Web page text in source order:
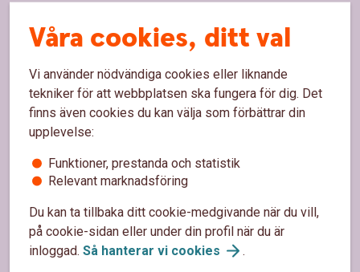
Våra cookies, ditt val
Vi använder nödvändiga cookies eller liknande
tekniker för att webbplatsen ska fungera för dig. Det
finns även cookies du kan välja som förbättrar din
upplevelse:
Funktioner, prestanda och statistik
Relevant marknadsföring
Du kan ta tillbaka ditt cookie-medgivande när du vill,
på cookie-sidan eller under din profil när du är
inloggad. Så hanterar vi cookies .
Hitta snabbt
Kundservice
Spärrhjälp
Hitta bankkontor
Priser, räntor och kurser
Om oss